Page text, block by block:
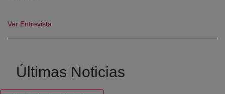
Ver Entrevista
Últimas Noticias